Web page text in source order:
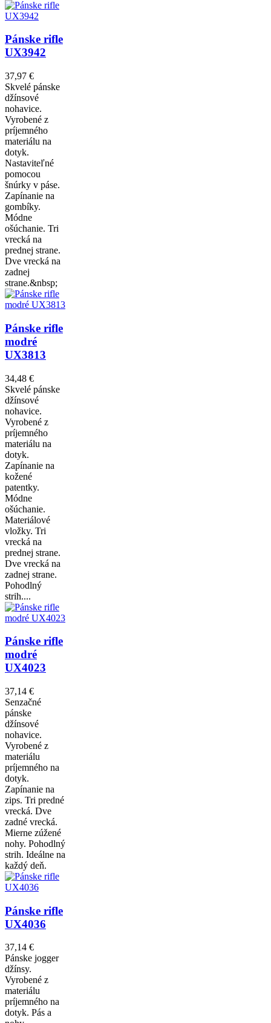
Pánske rifle
UX3942
37,97 €
Skvelé pánske
džínsové
nohavice.
Vyrobené z
príjemného
materiálu na
dotyk.
Nastaviteľné
pomocou
šnúrky v páse.
Zapínanie na
gombíky.
Módne
ošúchanie. Tri
vrecká na
prednej strane.
Dve vrecká na
zadnej
strane.&nbsp;
Pánske rifle
modré
UX3813
34,48 €
Skvelé pánske
džínsové
nohavice.
Vyrobené z
príjemného
materiálu na
dotyk.
Zapínanie na
kožené
patentky.
Módne
ošúchanie.
Materiálové
vložky. Tri
vrecká na
prednej strane.
Dve vrecká na
zadnej strane.
Pohodlný
strih....
Pánske rifle
modré
UX4023
37,14 €
Senzačné
pánske
džínsové
nohavice.
Vyrobené z
materiálu
príjemného na
dotyk.
Zapínanie na
zips. Tri predné
vrecká. Dve
zadné vrecká.
Mierne zúžené
nohy. Pohodlný
strih. Ideálne na
každý deň.
Pánske rifle
UX4036
37,14 €
Pánske jogger
džínsy.
Vyrobené z
materiálu
príjemného na
dotyk. Pás a